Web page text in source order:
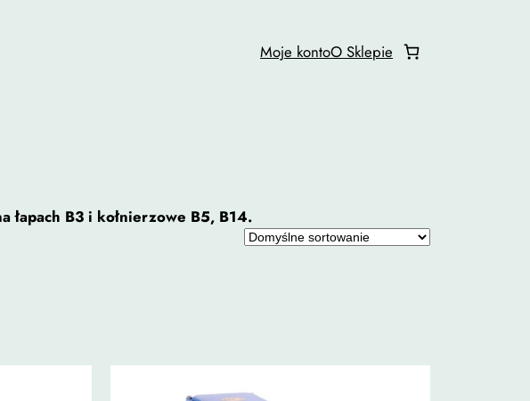
Moje kontoO Sklepie
B3 i kołnierzowe B5, B14.